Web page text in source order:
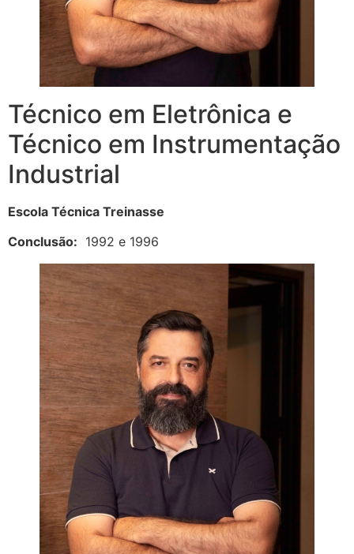
Técnico em Eletrônica e
Técnico em Instrumentação
Industrial
Escola Técnica Treinasse
Conclusão: 1992 e 1996